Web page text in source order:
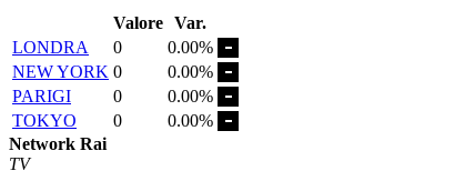
Valore Var.
LONDRA
0
0.00%
NEW YORK 0
0.00%
PARIGI
0
0.00%
TOKYO
0
0.00%
Network Rai
TV